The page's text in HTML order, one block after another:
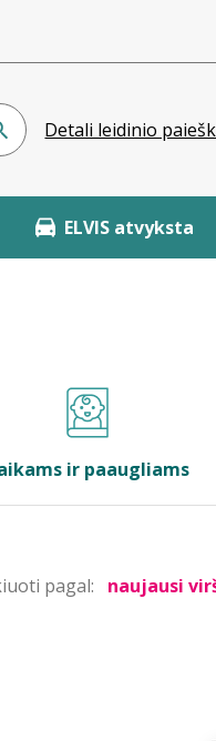
Detali leidinio
ELVIS atvyksta
ir paaugliams
pagal: